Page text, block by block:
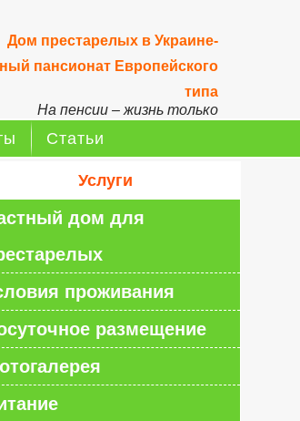
Дом престарелых в Украине-
пансионат Европейского
типа
На пенсии – жизнь только
Статьи
Услуги
дом для
проживания
размещение